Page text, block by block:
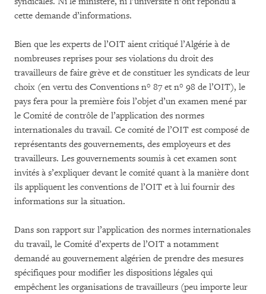
cette demande d’informations.
Bien que les experts de l’OIT aient critiqué l’Algérie à de
nombreuses reprises pour ses violations du droit des
travailleurs de faire grève et de constituer les syndicats de leur
choix (en vertu des Conventions n° 87 et n° 98 de l’OIT), le
pays fera pour la première fois l’objet d’un examen mené par
le Comité de contrôle de l’application des normes
internationales du travail. Ce comité de l’OIT est composé de
représentants des gouvernements, des employeurs et des
travailleurs. Les gouvernements soumis à cet examen sont
invités à s’expliquer devant le comité quant à la manière dont
ils appliquent les conventions de l’OIT et à lui fournir des
informations sur la situation.
Dans son rapport sur l’application des normes internationales
du travail, le Comité d’experts de l’OIT a notamment
demandé au gouvernement algérien de prendre des mesures
spécifiques pour modifier les dispositions légales qui
empêchent les organisations de travailleurs (peu importe leur